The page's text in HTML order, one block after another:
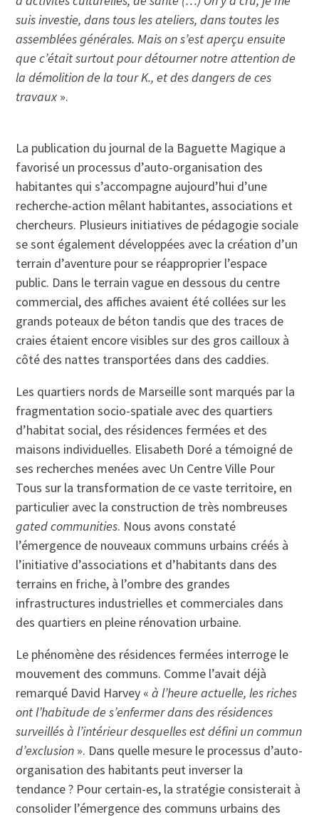
suis investie, dans tous les ateliers, dans toutes les
assemblées générales. Mais on s’est aperçu ensuite
que c’était surtout pour détourner notre attention de
la démolition de la tour K., et des dangers de ces
travaux ».
La publication du journal de la Baguette Magique a
favorisé un processus d’auto-organisation des
habitantes qui s’accompagne aujourd’hui d’une
recherche-action mêlant habitantes, associations et
chercheurs. Plusieurs initiatives de pédagogie sociale
se sont également développées avec la création d’un
terrain d’aventure pour se réapproprier l’espace
public. Dans le terrain vague en dessous du centre
commercial, des affiches avaient été collées sur les
grands poteaux de béton tandis que des traces de
craies étaient encore visibles sur des gros cailloux à
côté des nattes transportées dans des caddies.
Les quartiers nords de Marseille sont marqués par la
fragmentation socio-spatiale avec des quartiers
d’habitat social, des résidences fermées et des
maisons individuelles. Elisabeth Doré a témoigné de
ses recherches menées avec Un Centre Ville Pour
Tous sur la transformation de ce vaste territoire, en
particulier avec la construction de très nombreuses
gated communities. Nous avons constaté
l’émergence de nouveaux communs urbains créés à
l’initiative d’associations et d’habitants dans des
terrains en friche, à l’ombre des grandes
infrastructures industrielles et commerciales dans
des quartiers en pleine rénovation urbaine.
Le phénomène des résidences fermées interroge le
mouvement des communs. Comme l’avait déjà
remarqué David Harvey «à l’heure actuelle, les riches
ont l’habitude de s’enfermer dans des résidences
surveillés à l’intérieur desquelles est défini un commun
d’exclusion ». Dans quelle mesure le processus d’auto-
organisation des habitants peut inverser la
tendance ? Pour certain-es, la stratégie consisterait à
consolider l’émergence des communs urbains des